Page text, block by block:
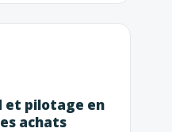
et pilotage en
achats